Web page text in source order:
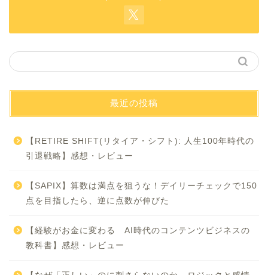
最近の投稿
【RETIRE SHIFT(リタイア・シフト): 人生100年時代の
引退戦略】感想・レビュー
【SAPIX】算数は満点を狙うな！デイリーチェックで150
点を目指したら、逆に点数が伸びた
【経験がお金に変わる AI時代のコンテンツビジネスの
教科書】感想・レビュー